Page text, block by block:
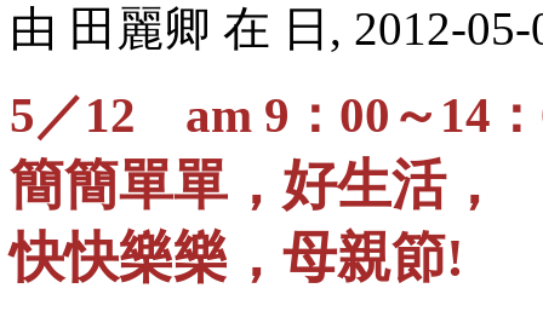
由 田麗卿 在 日, 2012-
5／12 am 9：00～14
簡簡單單，好生活，
快快樂樂，母親節!